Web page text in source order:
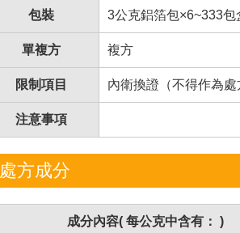
包裝 3公克鋁箔包×6~333包
單複方 複方
限制項目 內衛換證（不得作為
注意事項
處方成分
成分內容( 每公克中含有： )